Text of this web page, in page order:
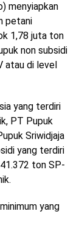
menyiapkan
petani
1,78 juta ton
non subsidi
atau di level
yang terdiri
PT Pupuk
Sriwidjaja
yang terdiri
ton SP-
yang